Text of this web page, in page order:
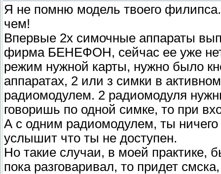
Я не помню модель твоего
чем!
Впервые 2х симочные аппараты
фирма БЕНЕФОН, сейчас ее уже
режим нужной карты, нужно было
аппаратах, 2 или з симки в
радиомодулем. 2 радиомодуля
говоришь по одной симке, то при
А с одним радиомодулем, ты
услышит что ты не доступен.
Но такие случаи, в моей практике,
пока разговаривал, то придет